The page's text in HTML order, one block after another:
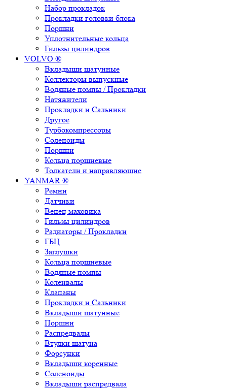
Набор прокладок
Прокладки головки блока
Поршни
Уплотнительные кольца
Гильзы цилиндров
VOLVO ®
Вкладыши шатунные
Коллекторы выпускные
Водяные помпы / Прокладки
Натяжители
Прокладки и Сальники
Другое
Турбокомпрессоры
Соленоиды
Поршни
Кольца поршневые
Толкатели и направляющие
YANMAR ®
Ремни
Датчики
Венец маховика
Гильзы цилиндров
Радиаторы / Прокладки
ГБЦ
Заглушки
Кольца поршневые
Водяные помпы
Коленвалы
Клапаны
Прокладки и Сальники
Вкладыши шатунные
Поршни
Распредвалы
Втулки шатуна
Форсунки
Вкладыши коренные
Соленоиды
Вкладыши распредвала